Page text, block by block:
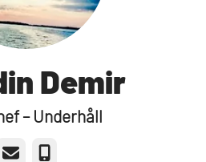
Demir
– Underhåll
E-post Telefon